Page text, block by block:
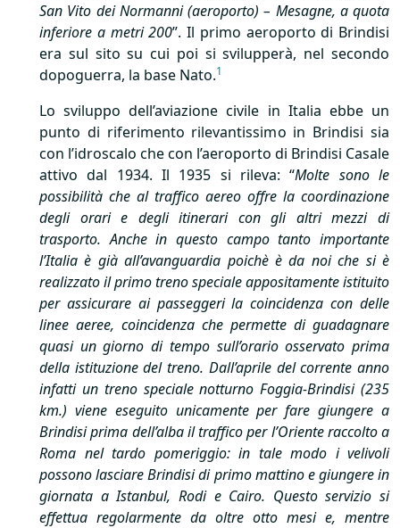
San Vito dei Normanni (aeroporto) – Mesagne, a quota
inferiore a metri 200”. Il primo aeroporto di Brindisi
era sul sito su cui poi si svilupperà, nel secondo
dopoguerra, la base Nato.1
Lo sviluppo dell’aviazione civile in Italia ebbe un
punto di riferimento rilevantissimo in Brindisi sia
con l’idroscalo che con l’aeroporto di Brindisi Casale
attivo dal 1934. Il 1935 si rileva: “Molte sono le
possibilità che al traffico aereo offre la coordinazione
degli orari e degli itinerari con gli altri mezzi di
trasporto. Anche in questo campo tanto importante
l’Italia è già all’avanguardia poichè è da noi che si è
realizzato il primo treno speciale appositamente istituito
per assicurare ai passeggeri la coincidenza con delle
linee aeree, coincidenza che permette di guadagnare
quasi un giorno di tempo sull’orario osservato prima
della istituzione del treno. Dall’aprile del corrente anno
infatti un treno speciale notturno Foggia-Brindisi (235
km.) viene eseguito unicamente per fare giungere a
Brindisi prima dell’alba il traffico per l’Oriente raccolto a
Roma nel tardo pomeriggio: in tale modo i velivoli
possono lasciare Brindisi di primo mattino e giungere in
giornata a Istanbul, Rodi e Cairo. Questo servizio si
effettua regolarmente da oltre otto mesi e, mentre